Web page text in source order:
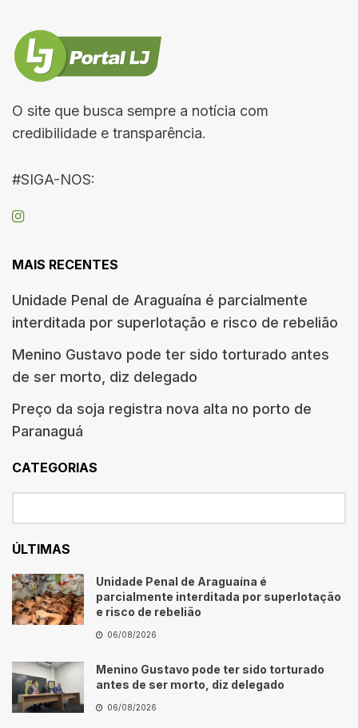
O site que busca sempre a notícia com
credibilidade e transparência.
#SIGA-NOS:
MAIS RECENTES
Unidade Penal de Araguaína é parcialmente
interditada por superlotação e risco de rebelião
Menino Gustavo pode ter sido torturado antes
de ser morto, diz delegado
Preço da soja registra nova alta no porto de
Paranaguá
CATEGORIAS
ÚLTIMAS
Unidade Penal de Araguaína é
parcialmente interditada por superlotação
e risco de rebelião
06/08/2026
Menino Gustavo pode ter sido torturado
antes de ser morto, diz delegado
06/08/2026